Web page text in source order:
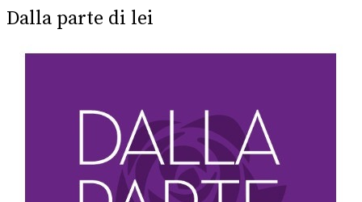
Dalla parte di lei